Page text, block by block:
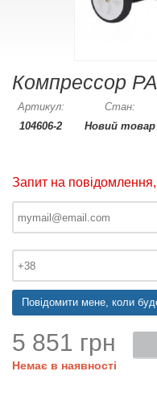
Компрессор
Артикул:
104606-2
Стан:
Новий товар
Запит на
Повідомити мене, коли
5 851 грн
Немає в наявності